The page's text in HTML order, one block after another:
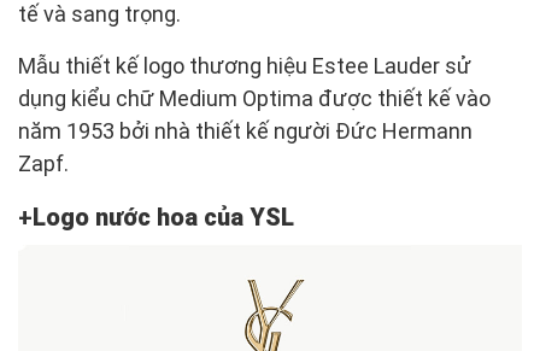
tế và sang trọng.
Mẫu thiết kế logo thương hiệu Estee Lauder sử
dụng kiểu chữ Medium Optima được thiết kế vào
năm 1953 bởi nhà thiết kế người Đức Hermann
Zapf.
Logo nước hoa của YSL